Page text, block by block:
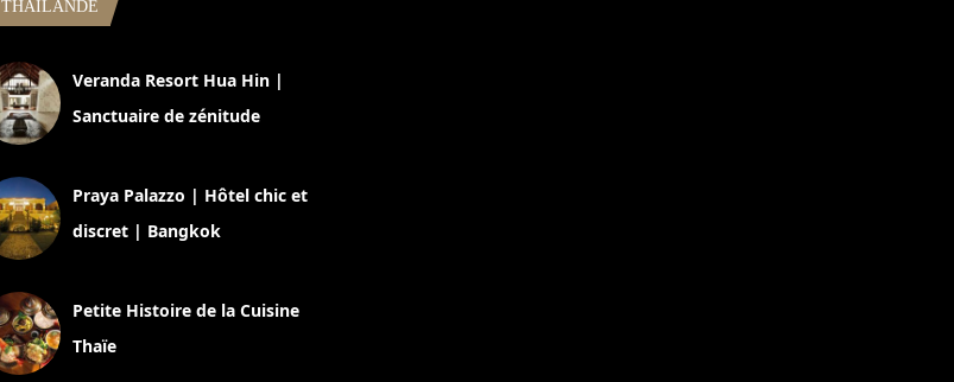
THAILANDE
Veranda Resort Hua Hin |
Sanctuaire de zénitude
Praya Palazzo | Hôtel chic et
discret | Bangkok
Petite Histoire de la Cuisine
Thaïe